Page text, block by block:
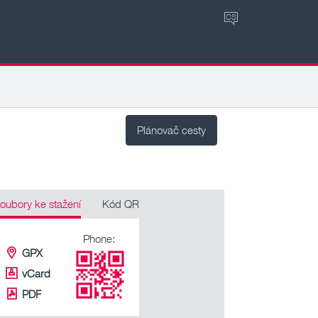
CS
Plánovač cesty
ke stažení Kód QR
GPX
vCard
PDF
Phone: